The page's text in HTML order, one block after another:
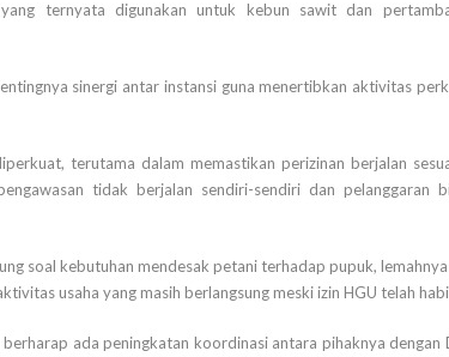
ternyata digunakan untuk kebun sawit dan
sinergi antar instansi guna menertibkan aktivitas
terutama dalam memastikan perizinan berjalan
tidak berjalan sendiri-sendiri dan pelanggaran
soal kebutuhan mendesak petani terhadap pupuk,
usaha yang masih berlangsung meski izin HGU telah
ada peningkatan koordinasi antara pihaknya dengan